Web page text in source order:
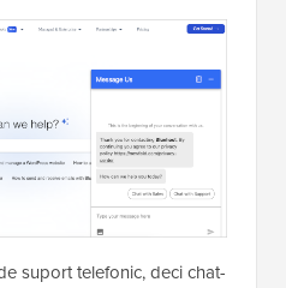
suport telefonic, deci chat-